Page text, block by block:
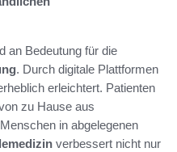
an Bedeutung für die
. Durch digitale Plattformen
erleichtert. Patienten
zu Hause aus
in abgelegenen
verbessert nicht nur